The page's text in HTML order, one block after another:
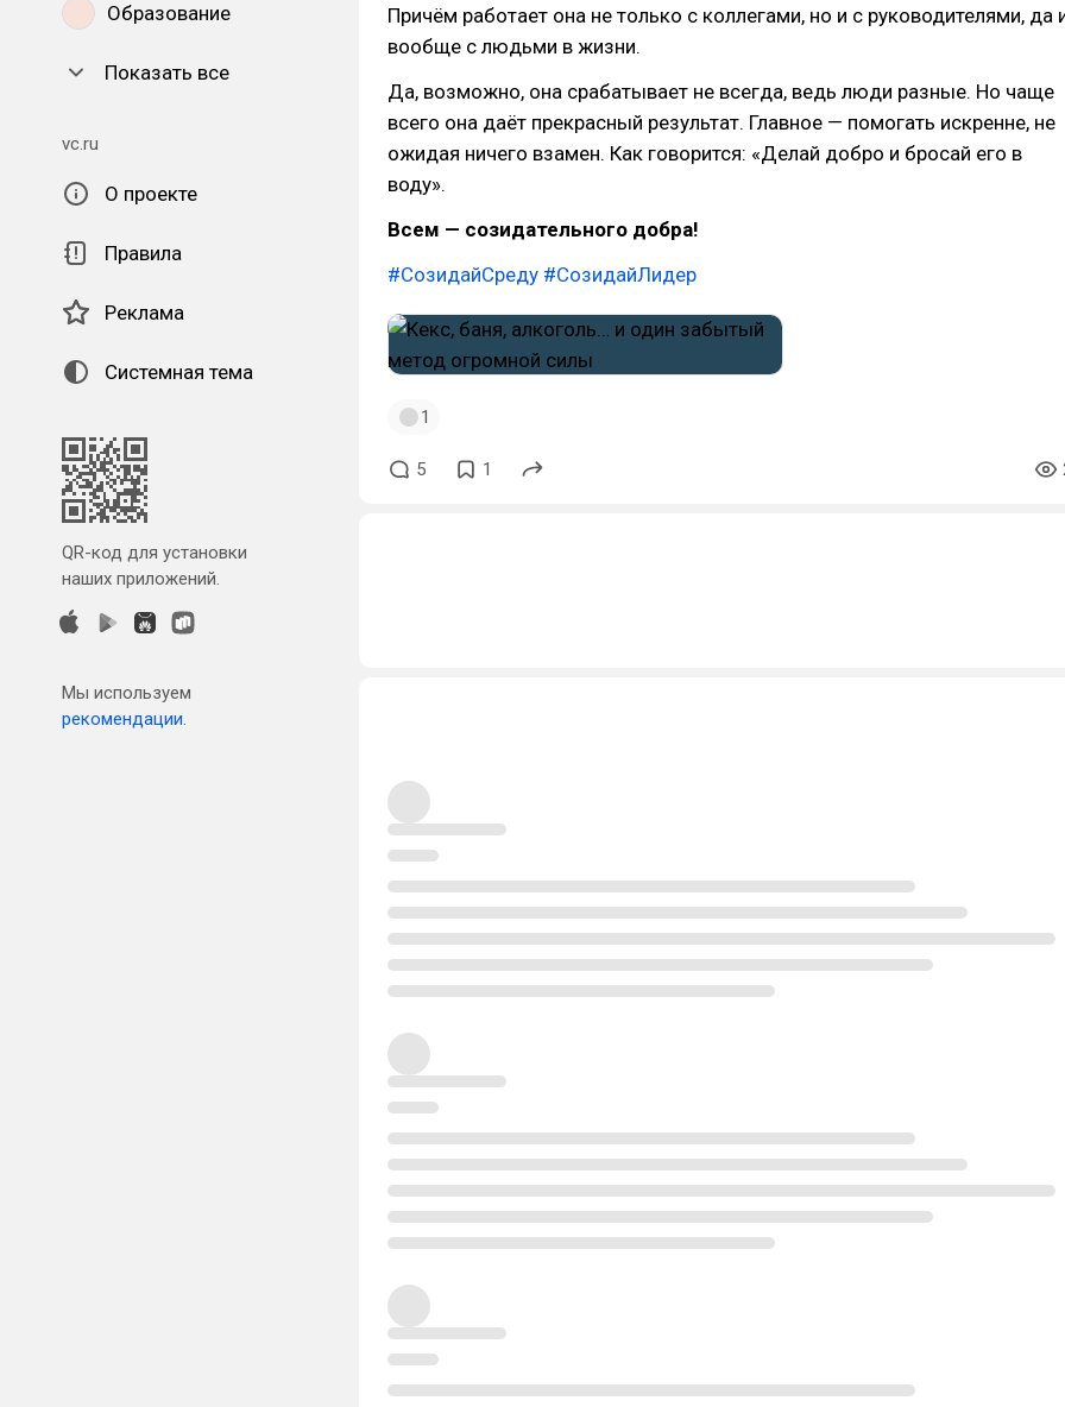
Образование
Показать все
vc.ru
О проекте
Правила
Реклама
Системная тема
QR-код для установки
наших приложений.
Мы используем
рекомендации.
Причём работает она не только с коллегами, но и с руководителями, да
вообще с людьми в жизни.
Да, возможно, она срабатывает не всегда, ведь люди разные. Но чаще
всего она даёт прекрасный результат. Главное — помогать искренне, не
ожидая ничего взамен. Как говорится: «Делай добро и бросай его в
воду».
Всем — созидательного добра!
#СозидайСреду #СозидайЛидер
1
5 1